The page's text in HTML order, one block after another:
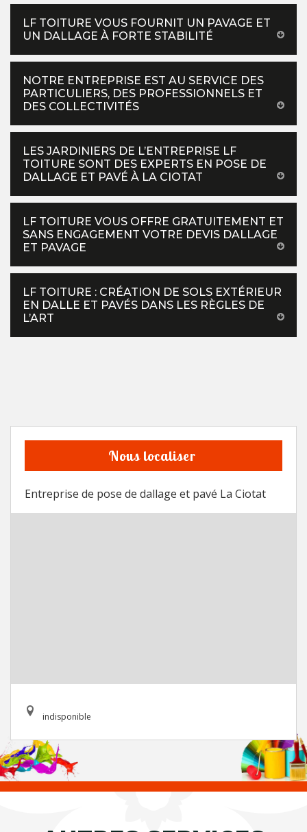
LF TOITURE VOUS FOURNIT UN PAVAGE ET
UN DALLAGE À FORTE STABILITÉ
NOTRE ENTREPRISE EST AU SERVICE DES
PARTICULIERS, DES PROFESSIONNELS ET
DES COLLECTIVITÉS
LES JARDINIERS DE L’ENTREPRISE LF
TOITURE SONT DES EXPERTS EN POSE DE
DALLAGE ET PAVÉ À LA CIOTAT
LF TOITURE VOUS OFFRE GRATUITEMENT ET
SANS ENGAGEMENT VOTRE DEVIS DALLAGE
ET PAVAGE
LF TOITURE : CRÉATION DE SOLS EXTÉRIEUR
EN DALLE ET PAVÉS DANS LES RÈGLES DE
L’ART
Nous localiser
Entreprise de pose de dallage et pavé La Ciotat
indisponible